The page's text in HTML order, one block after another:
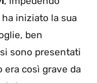
ha iniziato la sua
ben
sono presentati
era così grave da